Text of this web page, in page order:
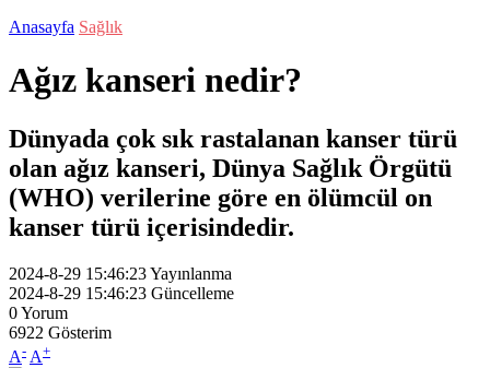
Anasayfa Sağlık
Ağız kanseri nedir?
Dünyada çok sık rastalanan kanser türü
olan ağız kanseri, Dünya Sağlık Örgütü
(WHO) verilerine göre en ölümcül on
kanser türü içerisindedir.
2024-8-29 15:46:23Yayınlanma
2024-8-29 15:46:23 Güncelleme
0Yorum
6922 Gösterim
A- A+